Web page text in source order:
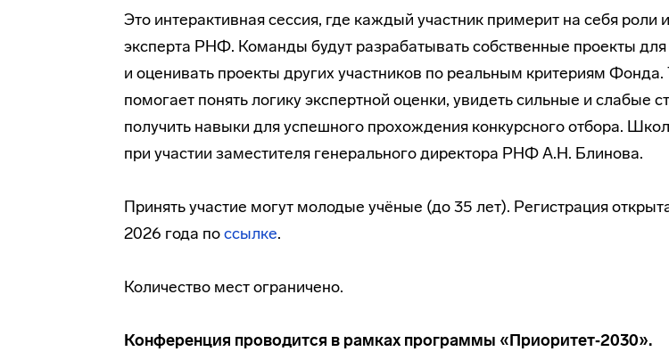
Это интерактивная сессия, где каждый участник примерит на себя роли
эксперта РНФ. Команды будут разрабатывать собственные проекты для
и оценивать проекты других участников по реальным критериям
помогает понять логику экспертной оценки, увидеть сильные и слабые
получить навыки для успешного прохождения конкурсного отбора.
при участии заместителя генерального директора РНФ А.Н. Блинова.
Принять участие могут молодые учёные (до 35 лет). Регистрация
2026 года поссылке.
Количество мест ограничено.
Конференция проводится в рамках программы «Приоритет‑2030».